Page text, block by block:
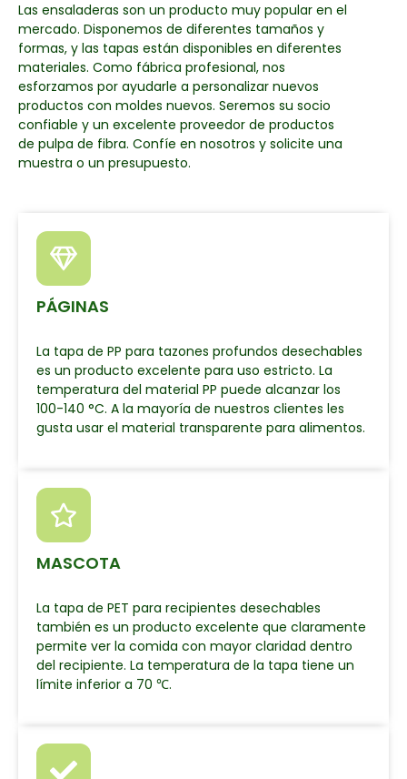
Las ensaladeras son un producto muy popular en el
mercado. Disponemos de diferentes tamaños y
formas, y las tapas están disponibles en diferentes
materiales. Como fábrica profesional, nos
esforzamos por ayudarle a personalizar nuevos
productos con moldes nuevos. Seremos su socio
confiable y un excelente proveedor de productos
de pulpa de fibra. Confíe en nosotros y solicite una
muestra o un presupuesto.
PÁGINAS
La tapa de PP para tazones profundos desechables
es un producto excelente para uso estricto. La
temperatura del material PP puede alcanzar los
100-140 °C. A la mayoría de nuestros clientes les
gusta usar el material transparente para alimentos.
MASCOTA
La tapa de PET para recipientes desechables
también es un producto excelente que claramente
permite ver la comida con mayor claridad dentro
del recipiente. La temperatura de la tapa tiene un
límite inferior a 70 ℃.